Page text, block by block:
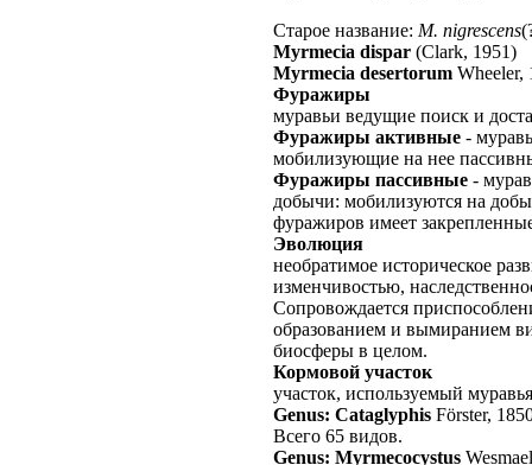
Старое название: M. nigrescens
Myrmecia dispar (Clark, 1951)
Myrmecia desertorum Wheeler,
Фуражиры
муравьи ведущие поиск и
Фуражиры активные -
мобилизующие на нее
Фуражиры пассивные -
добычи: мобилизуются на
фуражиров имеет
Эволюция
необратимое историческое
изменчивостью,
Сопровождается
образованием и вымиранием
биосферы в целом.
Кормовой участок
участок, используемый
Genus: Cataglyphis Förster,
Всего 65 видов.
Genus: Myrmecocystus